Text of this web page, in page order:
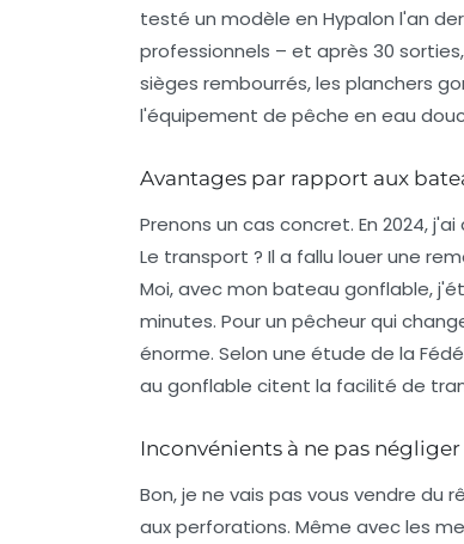
testé un modèle en Hypalon l'an
professionnels – et après 30
sièges rembourrés, les planchers
l'équipement de pêche en eau
Avantages par rapport aux
Prenons un cas concret. En 2024,
Le transport ? Il a fallu louer une
Moi, avec mon bateau gonflable,
minutes. Pour un pêcheur qui
énorme. Selon une étude de la
au gonflable citent la facilité de
Inconvénients à ne pas négliger
Bon, je ne vais pas vous vendre du
aux perforations. Même avec les